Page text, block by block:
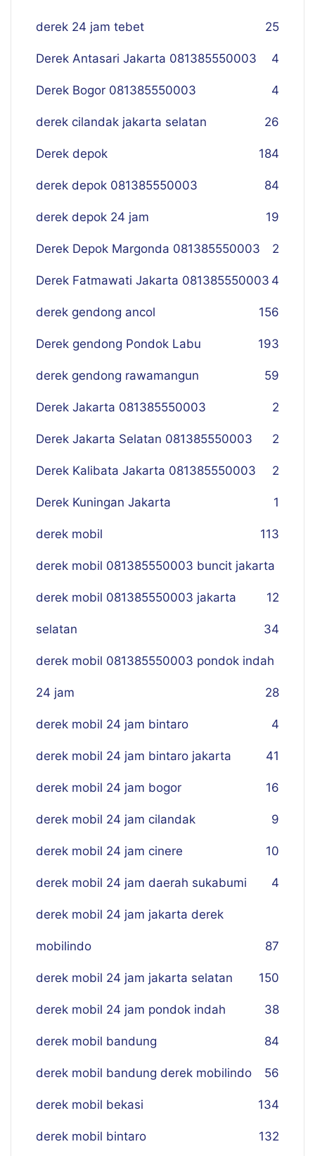
derek 24 jam tebet 25
Derek Antasari Jakarta 081385550003 4
Derek Bogor 081385550003 4
derek cilandak jakarta selatan 26
Derek depok 184
derek depok 081385550003 84
derek depok 24 jam 19
Derek Depok Margonda 081385550003 2
Derek Fatmawati Jakarta 081385550003 4
derek gendong ancol 156
Derek gendong Pondok Labu 193
derek gendong rawamangun 59
Derek Jakarta 081385550003 2
Derek Jakarta Selatan 081385550003 2
Derek Kalibata Jakarta 081385550003 2
Derek Kuningan Jakarta 1
derek mobil 113
derek mobil 081385550003 buncit jakarta
12
derek mobil 081385550003 jakarta
selatan 34
derek mobil 081385550003 pondok indah
24 jam 28
derek mobil 24 jam bintaro 4
derek mobil 24 jam bintaro jakarta 41
derek mobil 24 jam bogor 16
derek mobil 24 jam cilandak 9
derek mobil 24 jam cinere 10
derek mobil 24 jam daerah sukabumi 4
derek mobil 24 jam jakarta derek
mobilindo 87
derek mobil 24 jam jakarta selatan 150
derek mobil 24 jam pondok indah 38
derek mobil bandung 84
derek mobil bandung derek mobilindo 56
derek mobil bekasi 134
derek mobil bintaro 132